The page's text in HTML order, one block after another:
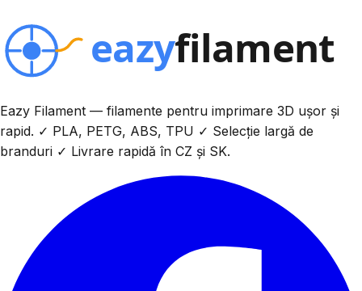
Eazy Filament — filamente pentru imprimare 3D ușor și
rapid. ✓ PLA, PETG, ABS, TPU ✓ Selecție largă de
branduri ✓ Livrare rapidă în CZ și SK.